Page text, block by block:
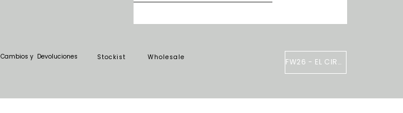
Cambios y Devoluciones Stockist Wholesale FW26 - EL CIRCO